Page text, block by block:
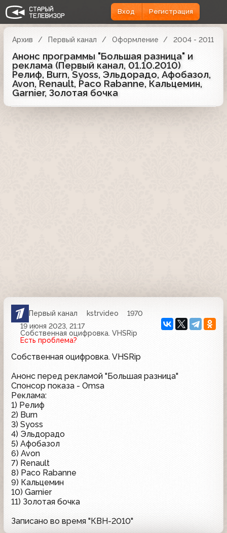
Вход Регистрация
Архив Первый канал Оформление 2004 - 2011
Анонс программы "Большая разница" и
реклама (Первый канал, 01.10.2010)
Релиф, Burn, Syoss, Эльдорадо, Афобазол,
Avon, Renault, Paco Rabanne, Кальцемин,
Garnier, Золотая бочка
Первый канал kstrvideo
1970
19 июня 2023, 21:17
Собственная оцифровка. VHSRip
Есть проблема?
Собственная оцифровка. VHSRip
Анонс перед рекламой "Большая разница"
Спонсор показа - Omsa
Реклама:
1) Релиф
2) Burn
3) Syoss
4) Эльдорадо
5) Афобазол
6) Avon
7) Renault
8) Paco Rabanne
9) Кальцемин
10) Garnier
11) Золотая бочка
Записано во время "КВН-2010"